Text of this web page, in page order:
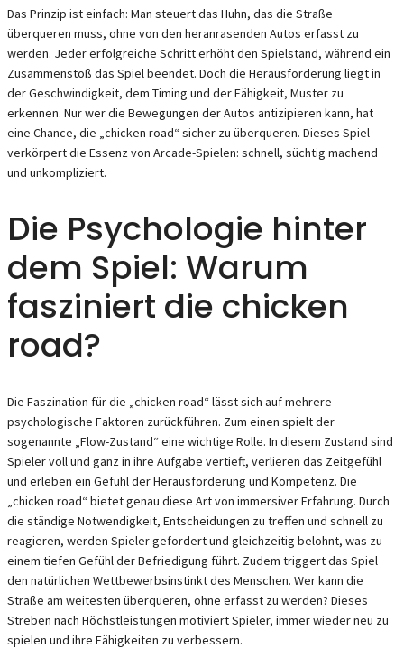
Das Prinzip ist einfach: Man steuert das Huhn, das die Straße
überqueren muss, ohne von den heranrasenden Autos erfasst zu
werden. Jeder erfolgreiche Schritt erhöht den Spielstand, während ein
Zusammenstoß das Spiel beendet. Doch die Herausforderung liegt in
der Geschwindigkeit, dem Timing und der Fähigkeit, Muster zu
erkennen. Nur wer die Bewegungen der Autos antizipieren kann, hat
eine Chance, die „chicken road“ sicher zu überqueren. Dieses Spiel
verkörpert die Essenz von Arcade-Spielen: schnell, süchtig machend
und unkompliziert.
Die Psychologie hinter
dem Spiel: Warum
fasziniert die chicken
road?
Die Faszination für die „chicken road“ lässt sich auf mehrere
psychologische Faktoren zurückführen. Zum einen spielt der
sogenannte „Flow-Zustand“ eine wichtige Rolle. In diesem Zustand sind
Spieler voll und ganz in ihre Aufgabe vertieft, verlieren das Zeitgefühl
und erleben ein Gefühl der Herausforderung und Kompetenz. Die
„chicken road“ bietet genau diese Art von immersiver Erfahrung. Durch
die ständige Notwendigkeit, Entscheidungen zu treffen und schnell zu
reagieren, werden Spieler gefordert und gleichzeitig belohnt, was zu
einem tiefen Gefühl der Befriedigung führt. Zudem triggert das Spiel
den natürlichen Wettbewerbsinstinkt des Menschen. Wer kann die
Straße am weitesten überqueren, ohne erfasst zu werden? Dieses
Streben nach Höchstleistungen motiviert Spieler, immer wieder neu zu
spielen und ihre Fähigkeiten zu verbessern.